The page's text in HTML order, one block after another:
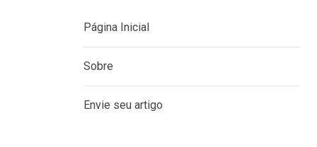
Página Inicial
Sobre
Envie seu artigo